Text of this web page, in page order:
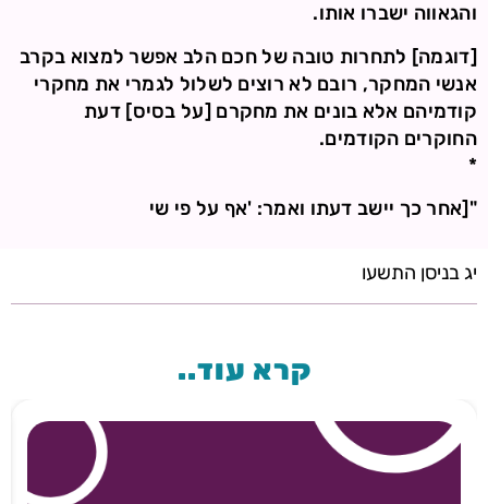
והגאווה ישברו אותו.
[דוגמה] לתחרות טובה של חכם הלב אפשר למצוא בקרב
אנשי המחקר, רובם לא רוצים לשלול לגמרי את מחקרי
קודמיהם אלא בונים את מחקרם [על בסיס] דעת
החוקרים הקודמים.
*
"[אחר כך יישב דעתו ואמר: 'אף על פי שי
יג בניסן התשעו
קרא עוד..